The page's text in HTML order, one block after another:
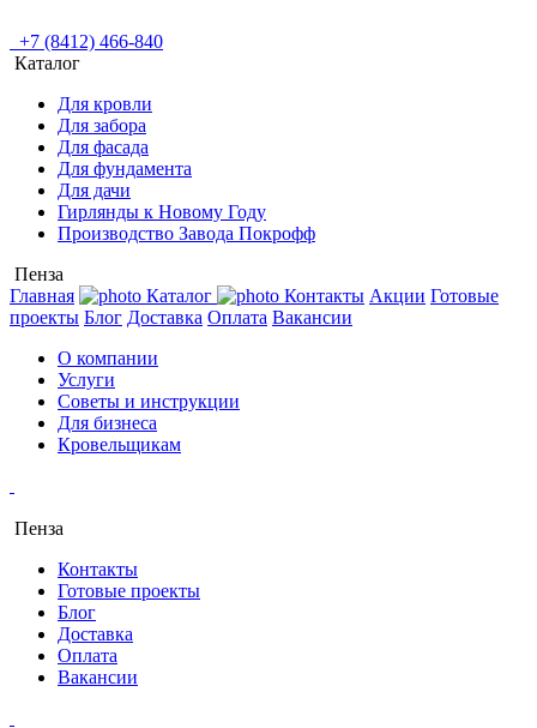
+7 (8412) 466-840
Каталог
Для кровли
Для забора
Для фасада
Для фундамента
Для дачи
Гирлянды к Новому Году
Производство Завода Покрофф
Пенза
Главная
Каталог Контакты Акции Готовые
проекты Блог Доставка Оплата Вакансии
О компании
Услуги
Советы и инструкции
Для бизнеса
Кровельщикам
Пенза
Контакты
Готовые проекты
Блог
Доставка
Оплата
Вакансии